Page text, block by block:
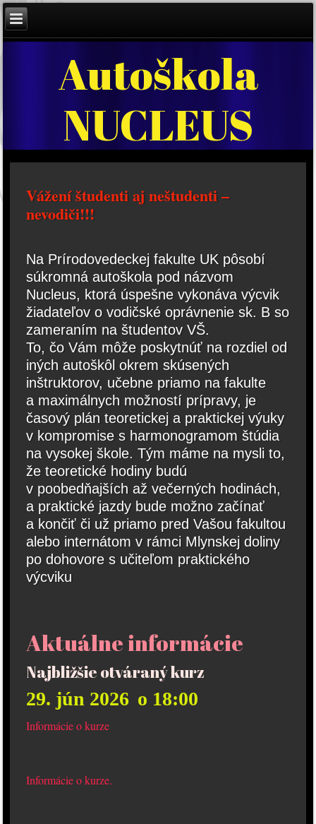
Autoškola
NUCLEUS
Vážení študenti aj neštudenti –
nevodiči!!!
Na Prírodovedeckej fakulte UK pôsobí
súkromná autoškola pod názvom
Nucleus, ktorá úspešne vykonáva výcvik
žiadateľov o vodičské oprávnenie sk. B so
zameraním na študentov VŠ.
To, čo Vám môže poskytnúť na rozdiel od
iných autoškôl okrem skúsených
inštruktorov, učebne priamo na fakulte
a maximálnych možností prípravy, je
časový plán teoretickej a praktickej výuky
v kompromise s harmonogramom štúdia
na vysokej škole. Tým máme na mysli to,
že teoretické hodiny budú
v poobedňajších až večerných hodinách,
a praktické jazdy bude možno začínať
a končiť či už priamo pred Vašou fakultou
alebo internátom v rámci Mlynskej doliny
po dohovore s učiteľom praktického
výcviku
Aktuálne informácie
Najbližšie otváraný kurz
29. jún 2026 o 18:00
Informácie o kurze
Informácie o kurze.